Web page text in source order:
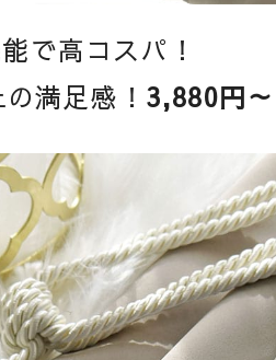
で高コスパ！
満足感！ 3,880円～